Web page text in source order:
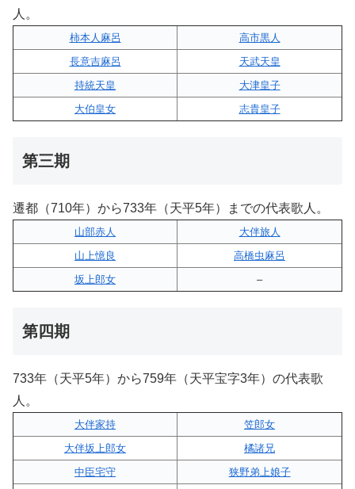
人。
柿本人麻呂
高市黒人
長意吉麻呂
天武天皇
持統天皇
大津皇子
大伯皇女
志貴皇子
第三期
遷都（710年）から733年（天平5年）までの代表歌人。
山部赤人
大伴旅人
山上憶良
高橋虫麻呂
坂上郎女
–
第四期
733年（天平5年）から759年（天平宝字3年）の代表歌
人。
大伴家持
笠郎女
大伴坂上郎女
橘諸兄
中臣宅守
狭野弟上娘子